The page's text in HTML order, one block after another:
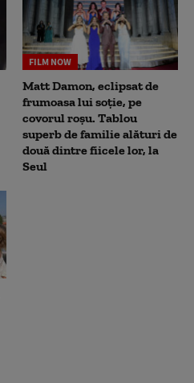
FILM NOW
Matt Damon, eclipsat de
frumoasa lui soție, pe
covorul roșu. Tablou
superb de familie alături de
două dintre fiicele lor, la
Seul